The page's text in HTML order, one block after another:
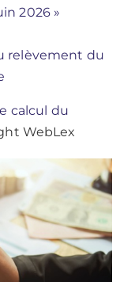
2026 »
relèvement du
calcul du
WebLex